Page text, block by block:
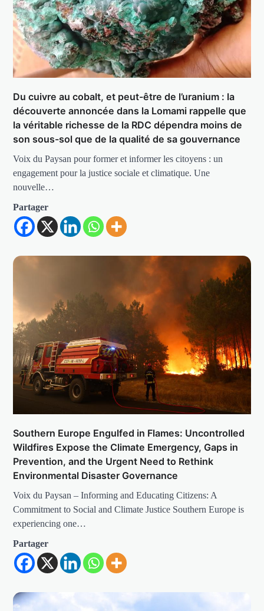
Du cuivre au cobalt, et peut-être de l’uranium : la
découverte annoncée dans la Lomami rappelle que
la véritable richesse de la RDC dépendra moins de
son sous-sol que de la qualité de sa gouvernance
Voix du Paysan pour former et informer les citoyens : un
engagement pour la justice sociale et climatique. Une
nouvelle…
Partager
Southern Europe Engulfed in Flames: Uncontrolled
Wildfires Expose the Climate Emergency, Gaps in
Prevention, and the Urgent Need to Rethink
Environmental Disaster Governance
Voix du Paysan – Informing and Educating Citizens: A
Commitment to Social and Climate Justice Southern Europe is
experiencing one…
Partager